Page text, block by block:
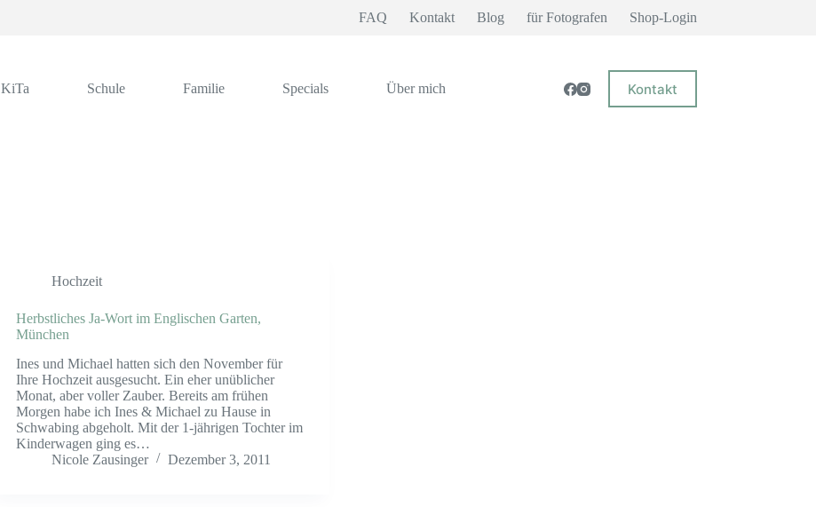
FAQ Kontakt Blog für Fotografen Shop-Login
KiTa Schule Familie Specials Über mich Kontakt
Hochzeit
Herbstliches Ja-Wort im Englischen Garten,
München
Ines und Michael hatten sich den November für
Ihre Hochzeit ausgesucht. Ein eher unüblicher
Monat, aber voller Zauber. Bereits am frühen
Morgen habe ich Ines & Michael zu Hause in
Schwabing abgeholt. Mit der 1-jährigen Tochter im
Kinderwagen ging es…
Nicole Zausinger
Dezember 3, 2011